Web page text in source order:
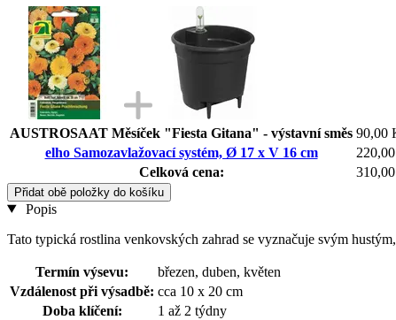
AUSTROSAAT Měsíček "Fiesta Gitana" - výstavní směs 90,00
elho Samozavlažovací systém, Ø 17 x V 16 cm
Celková cena:
Přidat obě položky do košíku
Popis
Tato typická rostlina venkovských zahrad se vyznačuje svým
Termín výsevu:
březen, duben, květen
Vzdálenost při výsadbě: cca 10 x 20 cm
Doba klíčení:
1 až 2 týdny